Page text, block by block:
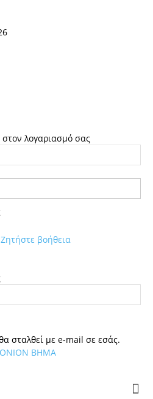
λογαριασμό σας
βοήθεια
σταλθεί με e-mail σε εσάς.
ΒΗΜΑ